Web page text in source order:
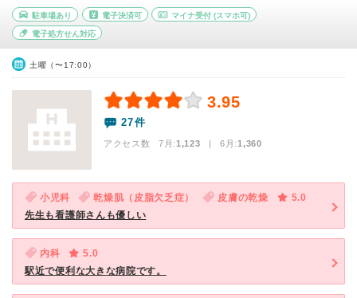
駐車場あり 電子決済可 マイナ受付 (スマホ可)
電子処方せん対応
土曜（〜17:00）
3.95
27件
アクセス数 7月:1,123 | 6月:1,360
小児科 乾燥肌（皮脂欠乏症） 皮膚の乾燥
5.0
先生も看護師さんも優しい
内科
5.0
駅近で便利な大きな病院です。